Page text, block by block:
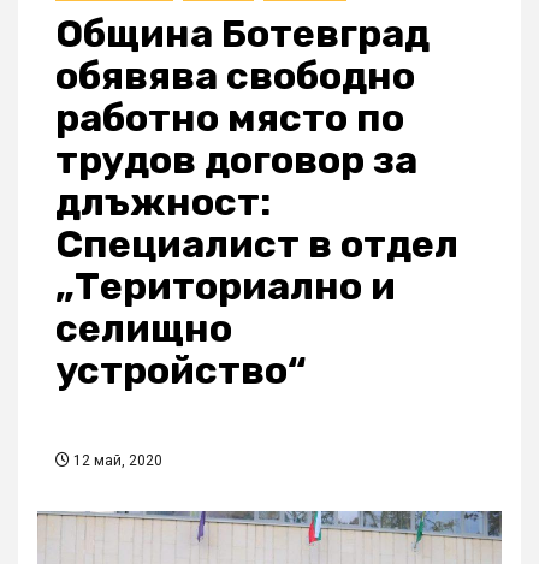
Община Ботевград
обявява свободно
работно място по
трудов договор за
длъжност:
Специалист в отдел
„Териториално и
селищно
устройство“
12 май, 2020